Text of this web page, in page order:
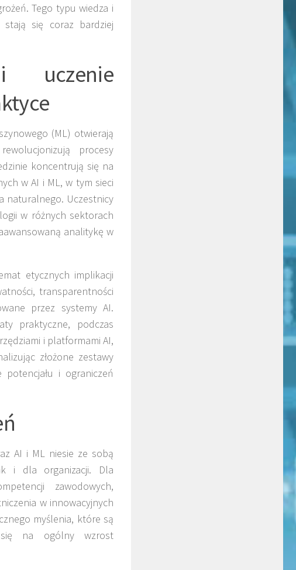
Tego typu wiedza i
stają się coraz bardziej
uczenie
(ML) otwierają
procesy
koncentrują się na
w AI i ML, w tym sieci
naturalnego. Uczestnicy
w różnych sektorach
analitykę w
etycznych implikacji
transparentności
przez systemy AI.
praktyczne, podczas
i platformami AI,
złożone zestawy
potencjału i ograniczeń
AI i ML niesie ze sobą
i dla organizacji. Dla
zawodowych,
w innowacyjnych
myślenia, które są
się na ogólny wzrost